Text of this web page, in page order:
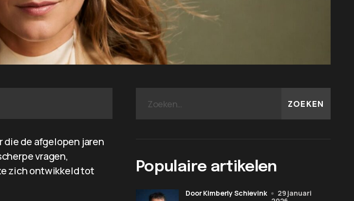
die de afgelopen jaren
vragen,
zich ontwikkeld tot
ZOEKEN
Populaire artikelen
door Kimberly Schievink
29 januari